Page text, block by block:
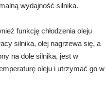
wydajność silnika.
funkcję chłodzenia oleju
silnika, olej nagrzewa się, a
na dole silnika, jest w
oleju i utrzymać go w